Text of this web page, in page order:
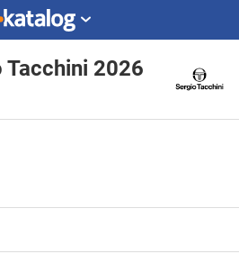
Tacchini 2026